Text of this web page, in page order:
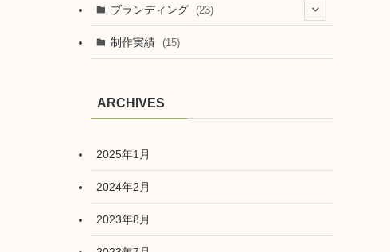
(1)
ブランディング (23)
(5)
制作実績 (15)
ARCHIVES
2025年1月
2024年2月
2023年8月